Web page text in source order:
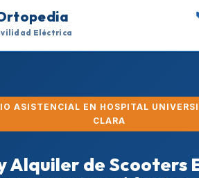
Eléctrica
ASISTENCIAL EN HOSPITAL
CLARA
Alquiler de Scooters